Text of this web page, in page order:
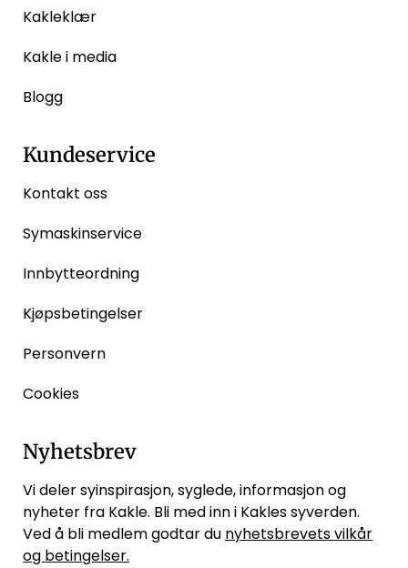
Kakleklær
Kakle i media
Blogg
Kundeservice
Kontakt oss
Symaskinservice
Innbytteordning
Kjøpsbetingelser
Personvern
Cookies
Nyhetsbrev
Vi deler syinspirasjon, syglede, informasjon og
nyheter fra Kakle. Bli med inn i Kakles syverden.
Ved å bli medlem godtar du nyhetsbrevets vilkår
og betingelser.